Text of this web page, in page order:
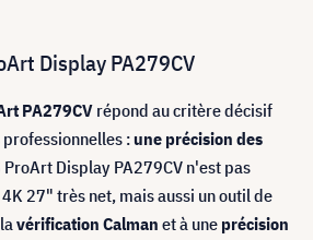
Display PA279CV
PA279CV répond au critère décisif
:une précision des
ProArt Display PA279CV n'est pas
27" très net, mais aussi un outil de
vérification Calman et à une précision